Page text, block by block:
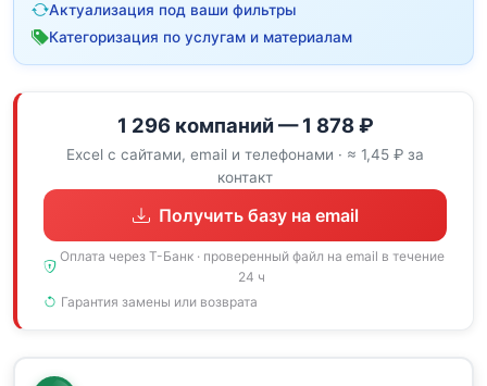
Актуализация под ваши фильтры
Категоризация по услугам и материалам
1 296 компаний — 1 878 ₽
Excel с сайтами, email и телефонами · ≈ 1,45 ₽ за
контакт
Получить базу на email
Оплата через Т-Банк · проверенный файл на email в течение
24 ч
Гарантия замены или возврата